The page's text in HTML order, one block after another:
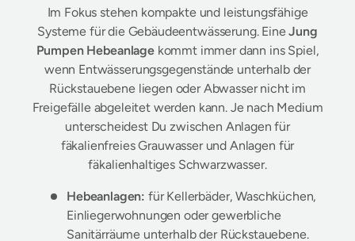
Im Fokus stehen kompakte und leistungsfähige
Systeme für die Gebäudeentwässerung. EineJung
Pumpen Hebeanlagekommt immer dann ins Spiel,
wenn Entwässerungsgegenstände unterhalb der
Rückstauebene liegen oder Abwasser nicht im
Freigefälle abgeleitet werden kann. Je nach Medium
unterscheidest Du zwischen Anlagen für
fäkalienfreies Grauwasser und Anlagen für
fäkalienhaltiges Schwarzwasser.
Hebeanlagen: für Kellerbäder, Waschküchen,
Einliegerwohnungen oder gewerbliche
Sanitärräume unterhalb der Rückstauebene.